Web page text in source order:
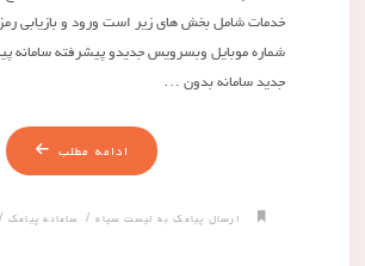
خدمات شامل بخش های زیر است ورود و بازیابی رمز
شماره موبایل وبسرویس جدیدو پیشرفته سامانه
جدید سامانه بدون …
ادامه مطلب
ارسال پیامک به لیست سیاه/ سامانه پیامک/